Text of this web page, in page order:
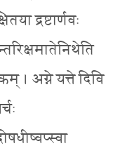
द्रष्टार्णवः
। अग्ने यत्ते दिवि